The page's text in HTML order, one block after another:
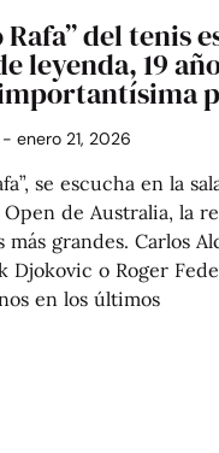
Rafa” del tenis
leyenda, 19
enero 21, 2026
se escucha en la
de Australia, la
más grandes. Carlos
Djokovic o Roger
en los últimos